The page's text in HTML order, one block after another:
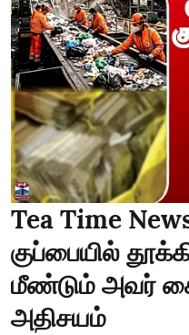
Tea Time
குப்பையில்
மீண்டும் அவர்
அதிசயம்